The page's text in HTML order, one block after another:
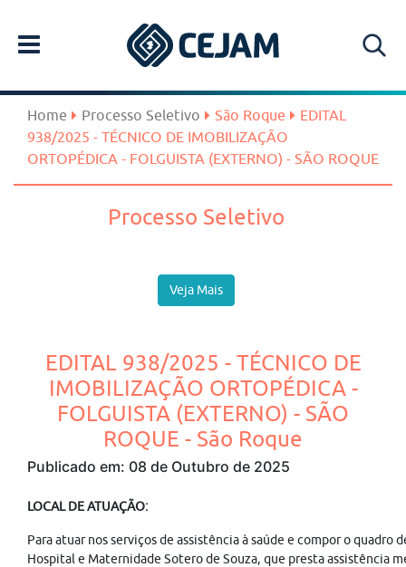
Home Processo Seletivo São Roque
EDITAL
938/2025 - TÉCNICO DE IMOBILIZAÇÃO
ORTOPÉDICA - FOLGUISTA (EXTERNO) - SÃO ROQUE
Processo Seletivo
Veja Mais
EDITAL 938/2025 - TÉCNICO DE
IMOBILIZAÇÃO ORTOPÉDICA -
FOLGUISTA (EXTERNO) - SÃO
ROQUE - São Roque
Publicado em: 08 de Outubro de 2025
LOCAL DE ATUAÇÃO:
Para atuar nos serviços de assistência à saúde e compor o quadro
Hospital e Maternidade Sotero de Souza, que presta assistência